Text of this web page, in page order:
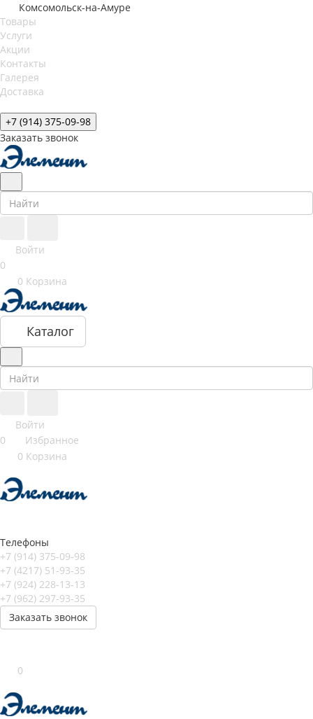
Комсомольск-на-Амуре
Товары
Услуги
Акции
Контакты
Галерея
Доставка
+7 (914) 375-09-98
Заказать звонок
Войти
0
0 Корзина
Каталог
Войти
0
Избранное
0 Корзина
Телефоны
+7 (914) 375-09-98
+7 (4217) 51-93-35
+7 (924) 228-13-13
+7 (962) 297-93-35
Заказать звонок
0